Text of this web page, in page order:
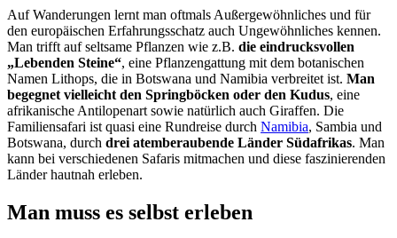
Auf Wanderungen lernt man oftmals Außergewöhnliches und für
den europäischen Erfahrungsschatz auch Ungewöhnliches kennen.
Man trifft auf seltsame Pflanzen wie z.B. die eindrucksvollen
„Lebenden Steine“, eine Pflanzengattung mit dem botanischen
Namen Lithops, die in Botswana und Namibia verbreitet ist. Man
begegnet vielleicht den Springböcken oder den Kudus, eine
afrikanische Antilopenart sowie natürlich auch Giraffen. Die
Familiensafari ist quasi eine Rundreise durch Namibia, Sambia und
Botswana, durch drei atemberaubende Länder Südafrikas. Man
kann bei verschiedenen Safaris mitmachen und diese faszinierenden
Länder hautnah erleben.
Man muss es selbst erleben